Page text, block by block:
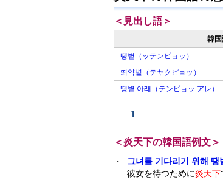
＜見出し語＞
韓国
땡볕（ッテンビョッ）
뙤약볕（テヤクピョッ）
땡볕 아래（テンピョッ アレ）
1
＜炎天下の韓国語例文＞
・
그녀를 기다리기 위해 땡
彼女を待つために炎天下